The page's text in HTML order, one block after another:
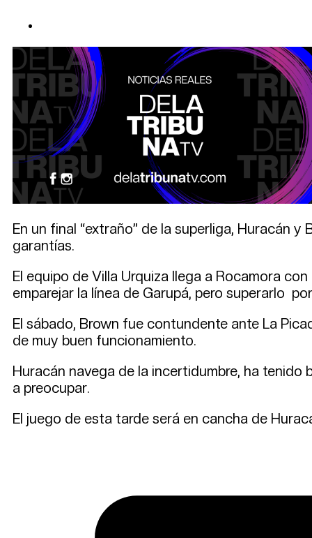
En un final “extraño” de la superliga, Huracán
garantías.
El equipo de Villa Urquiza llega a Rocamora
emparejar la línea de Garupá, pero superarlo
El sábado, Brown fue contundente ante La
de muy buen funcionamiento.
Huracán navega de la incertidumbre, ha
a preocupar.
El juego de esta tarde será en cancha de